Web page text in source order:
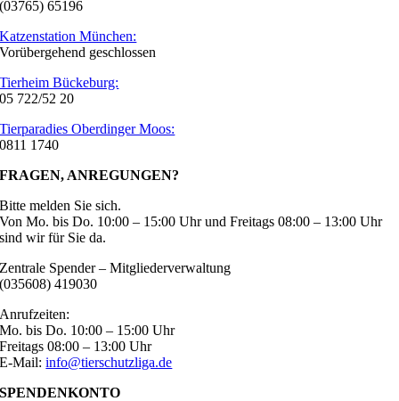
(03765) 65196
Katzenstation München:
Vorübergehend geschlossen
Tierheim Bückeburg:
05 722/52 20
Tierparadies Oberdinger Moos:
0811 1740
FRAGEN, ANREGUNGEN?
Bitte melden Sie sich.
Von Mo. bis Do. 10:00 – 15:00 Uhr und Freitags 08:00 – 13:00 Uhr
sind wir für Sie da.
Zentrale Spender – Mitgliederverwaltung
(035608) 419030
Anrufzeiten:
Mo. bis Do. 10:00 – 15:00 Uhr
Freitags 08:00 – 13:00 Uhr
E-Mail:info@tierschutzliga.de
SPENDENKONTO